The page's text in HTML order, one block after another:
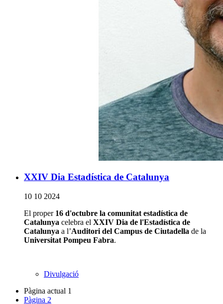
XXIV Dia Estadística de Catalunya
10 10 2024
El proper 16 d'octubre la comunitat estadística de
Catalunya celebra el XXIV Dia de l'Estadística de
Catalunya a l’Auditori del Campus de Ciutadella de la
Universitat Pompeu Fabra.
Divulgació
Pàgina actual 1
Pàgina 2